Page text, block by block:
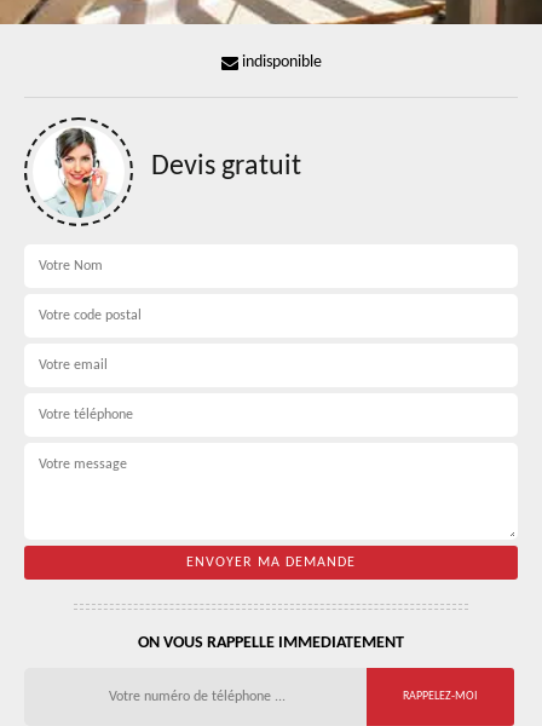
indisponible
Devis gratuit
ON VOUS RAPPELLE IMMEDIATEMENT